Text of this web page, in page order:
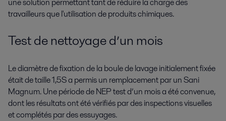
une solution permettant tant de réduire la charge des
travailleurs que l'utilisation de produits chimiques.
Test de nettoyage d’un mois
Le diamètre de fixation de la boule de lavage initialement fixée
était de taille 1,5S a permis un remplacement par un Sani
Magnum. Une période de NEP test d’un mois a été convenue,
dont les résultats ont été vérifiés par des inspections visuelles
et complétés par des essuyages.